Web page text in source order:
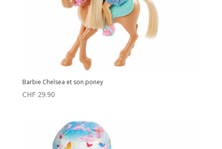
Barbie Chelsea et son poney
CHF29.90